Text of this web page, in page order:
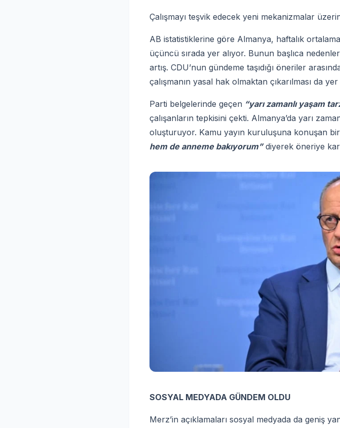
Çalışmayı teşvik edecek yeni mekanizmalar
AB istatistiklerine göre Almanya, haftalık
üçüncü sırada yer alıyor. Bunun başlıca
artış. CDU’nun gündeme taşıdığı öneriler
çalışmanın yasal hak olmaktan çıkarılması da yer
Parti belgelerinde geçen “yarı zamanlı yaşam
çalışanların tepkisini çekti. Almanya’da yarı
oluşturuyor. Kamu yayın kuruluşuna konuşan bir
hem de anneme bakıyorum”diyerek öneriye
SOSYAL MEDYADA GÜNDEM OLDU
Merz’in açıklamaları sosyal medyada da geniş